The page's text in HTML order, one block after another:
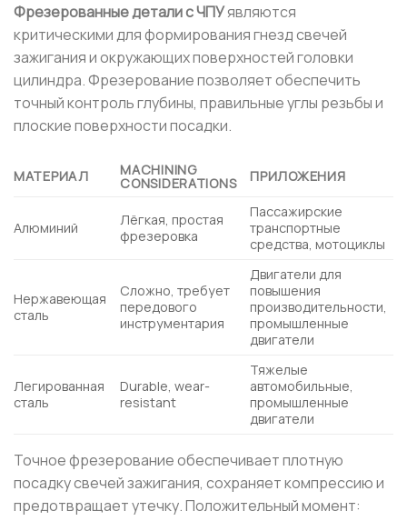
Фрезерованные детали с ЧПУявляются
критическими для формирования гнезд свечей
зажигания и окружающих поверхностей головки
цилиндра. Фрезерование позволяет обеспечить
точный контроль глубины, правильные углы резьбы и
плоские поверхности посадки.
МАТЕРИАЛ MACHINING
CONSIDERATIONS ПРИЛОЖЕНИЯ
Алюминий
Лёгкая, простая
фрезеровка
Пассажирские
транспортные
средства, мотоциклы
Нержавеющая
сталь
Сложно, требует
передового
инструментария
Двигатели для
повышения
производительности,
промышленные
двигатели
Легированная
сталь
Durable, wear-
resistant
Тяжелые
автомобильные,
промышленные
двигатели
Точное фрезерование обеспечивает плотную
посадку свечей зажигания, сохраняет компрессию и
предотвращает утечку. Положительный момент: